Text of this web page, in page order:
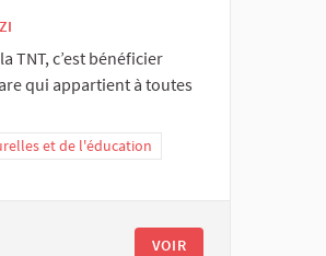
TNT, c’est bénéficier
qui appartient à toutes
et de l'éducation
VOIR